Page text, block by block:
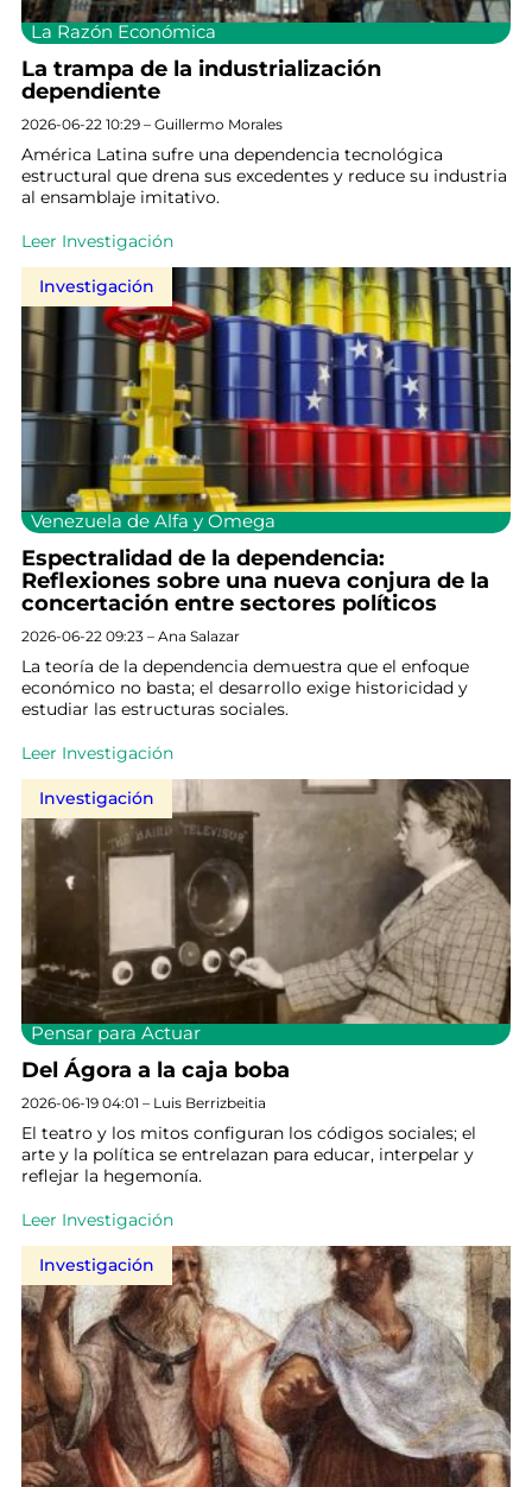
La Razón Económica
La trampa de la industrialización
dependiente
2026-06-22 10:29 – Guillermo Morales
América Latina sufre una dependencia tecnológica
estructural que drena sus excedentes y reduce su industria
al ensamblaje imitativo.
Leer Investigación
Investigación
Venezuela de Alfa y Omega
Espectralidad de la dependencia:
Reflexiones sobre una nueva conjura de la
concertación entre sectores políticos
2026-06-22 09:23 – Ana Salazar
La teoría de la dependencia demuestra que el enfoque
económico no basta; el desarrollo exige historicidad y
estudiar las estructuras sociales.
Leer Investigación
Investigación
Pensar para Actuar
Del Ágora a la caja boba
2026-06-19 04:01 – Luis Berrizbeitia
El teatro y los mitos configuran los códigos sociales; el
arte y la política se entrelazan para educar, interpelar y
reflejar la hegemonía.
Leer Investigación
Investigación